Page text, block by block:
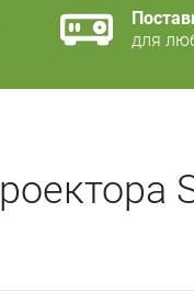
для